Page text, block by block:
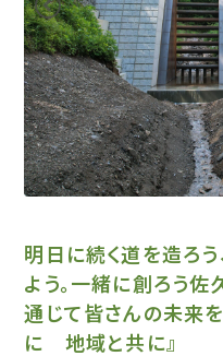
明日に続く道を造ろ
よう。一緒に創ろう
通じて皆さんの未来を
に 地域と共に』